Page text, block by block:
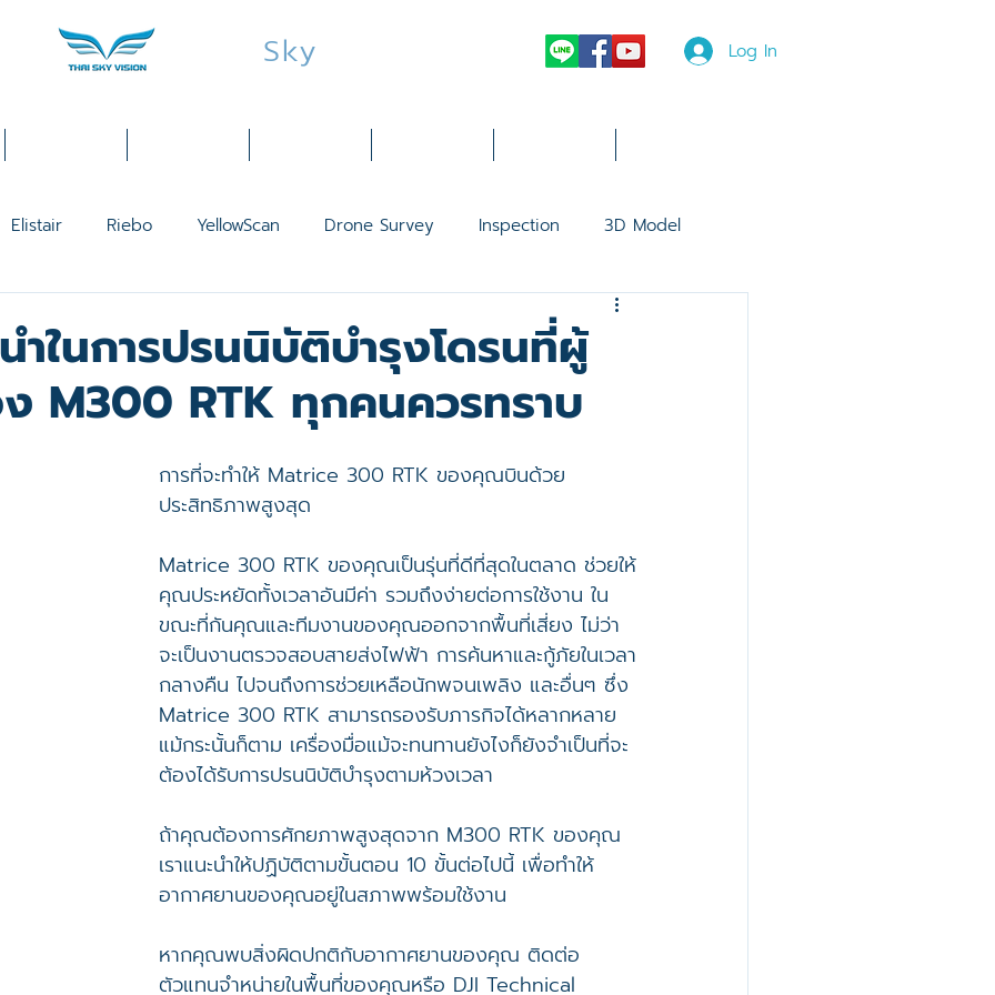
Sky Log In
Elistair Riebo YellowScan Drone Survey Inspection 3D Model
Matrice 30 Thermal
Mavic 3 Enterprise Mavic 3 Multispectral Matrice 30 Series
โดรนสำรวจ
ำในการปรนนิบัติบำรุงโดรนที่ผู้
M300 RTK ทุกคนควรทราบ
การที่จะทำให้ Matrice 300 RTK ของคุณบินด้วย
ประสิทธิภาพสูงสุด
Matrice 300 RTK ของคุณเป็นรุ่นที่ดีที่สุดในตลาด ช่วยให้
คุณประหยัดทั้งเวลาอันมีค่า รวมถึงง่ายต่อการใช้งาน ใน
ขณะที่กันคุณและทีมงานของคุณออกจากพื้นที่เสี่ยง ไม่ว่า
จะเป็นงานตรวจสอบสายส่งไฟฟ้า การค้นหาและกู้ภัยในเวลา
กลางคืน ไปจนถึงการช่วยเหลือนักพจนเพลิง และอื่นๆ ซึ่ง
Matrice 300 RTK สามารถรองรับภารกิจได้หลากหลาย
แม้กระนั้นก็ตาม เครื่องมื่อแม้จะทนทานยังไงก็ยังจำเป็นที่จะ
ต้องได้รับการปรนนิบัติบำรุงตามห้วงเวลา
ถ้าคุณต้องการศักยภาพสูงสุดจาก M300 RTK ของคุณ
เราแนะนำให้ปฏิบัติตามขั้นตอน 10 ขั้นต่อไปนี้ เพื่อทำให้
อากาศยานของคุณอยู่ในสภาพพร้อมใช้งาน
หากคุณพบสิ่งผิดปกติกับอากาศยานของคุณ ติดต่อ
ตัวแทนจำหน่ายในพื้นที่ของคุณหรือ DJI Technical